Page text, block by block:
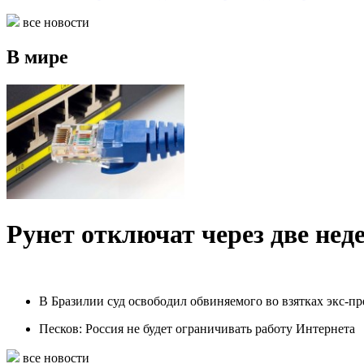
все новости
В мире
Рунет отключат через две
В Бразилии суд освободил обвиняемого во взятках экс-
Песков: Россия не будет ограничивать работу Интернета
все новости